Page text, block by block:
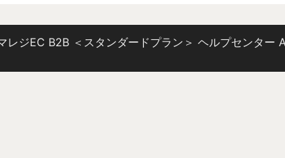
ジEC B2B ＜スタンダードプラン＞ ヘルプセンター